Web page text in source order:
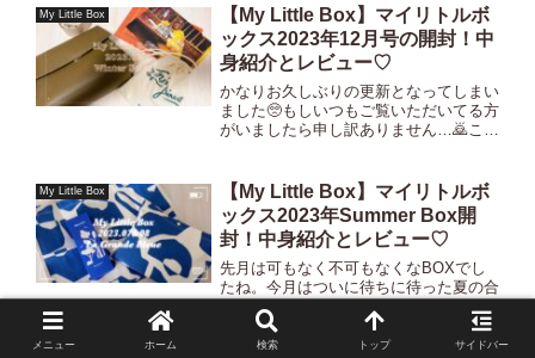
たが、ちゃんとやってくれました✨良い
意味でねっ😆！ではさっ...
My Little Box
【My Little Box】マイリトルボ
ックス2023年12月号の開封！中
身紹介とレビュー♡
かなりお久しぶりの更新となってしまい
ました🥺もしいつもご覧いただいてる方
がいましたら申し訳ありません…🙇ここ
要望がなければスキップしてしまうかも
しれません。（おそらく要...
My Little Box
【My Little Box】マイリトルボ
ックス2023年Summer Box開
封！中身紹介とレビュー♡
先月は可もなく不可もなくなBOXでし
たね。今月はついに待ちに待った夏の合
併号BOXでした✨わたしは合併号を受け
取るのが初めてでしたので期待値が結構
高く、ワクワクしておりました😆！
メニュー ホーム 検索 トップ サイドバー